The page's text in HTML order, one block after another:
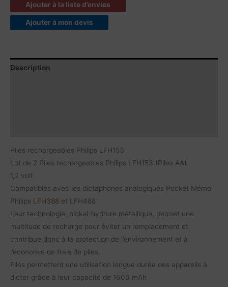
Ajouter à la liste d’envies
Ajouter à mon devis
Description
Piles rechargeables Philips LFH153
Lot de 2 Piles rechargeables Philips LFH153 (Piles AA)
1,2 volt
Compatibles avec les dictaphones analogiques Pocket Mémo
Philips LFH388 et LFH488
Leur technologie, nickel-hydrure métallique, permet une
multitude de recharge pour éviter un remplacement et
contribue donc à la protection de l’environnement et à
l’économie de frais de piles.
Elles permettent une utilisation longue durée des appareils à
dicter grâce à leur capacité de 1600 mAh